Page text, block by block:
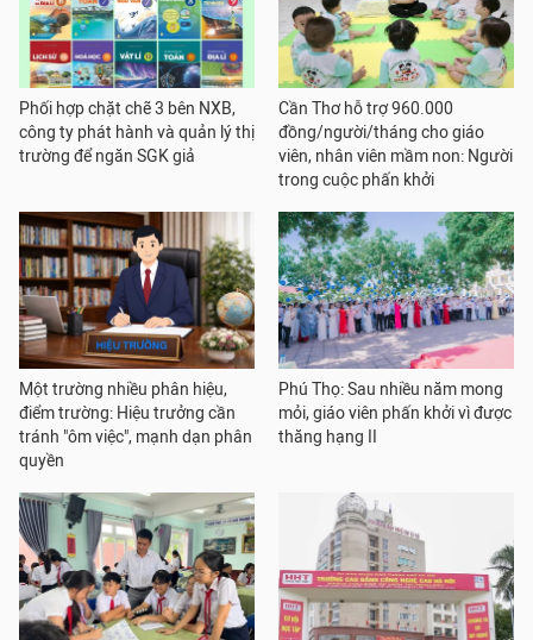
Phối hợp chặt chẽ 3 bên NXB,
công ty phát hành và quản lý thị
trường để ngăn SGK giả
Cần Thơ hỗ trợ 960.000
đồng/người/tháng cho giáo
viên, nhân viên mầm non: Người
trong cuộc phấn khởi
Một trường nhiều phân hiệu,
điểm trường: Hiệu trưởng cần
tránh "ôm việc", mạnh dạn phân
quyền
Phú Thọ: Sau nhiều năm mong
mỏi, giáo viên phấn khởi vì được
thăng hạng II